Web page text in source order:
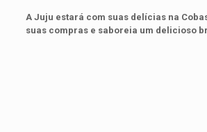
A Juju estará com suas delícias na
suas compras e saboreia um delicioso